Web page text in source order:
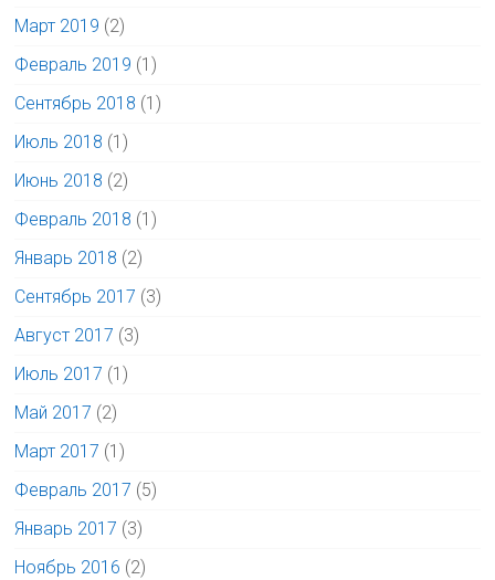
Март 2019 (2)
Февраль 2019 (1)
Сентябрь 2018 (1)
Июль 2018 (1)
Июнь 2018 (2)
Февраль 2018 (1)
Январь 2018 (2)
Сентябрь 2017 (3)
Август 2017 (3)
Июль 2017 (1)
Май 2017 (2)
Март 2017 (1)
Февраль 2017 (5)
Январь 2017 (3)
Ноябрь 2016 (2)